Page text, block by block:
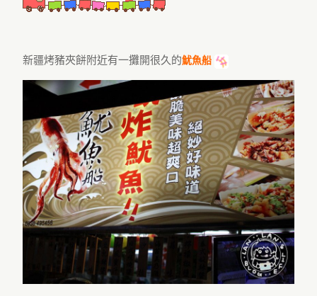
新疆烤豬夾餅附近有一攤開很久的魷魚船